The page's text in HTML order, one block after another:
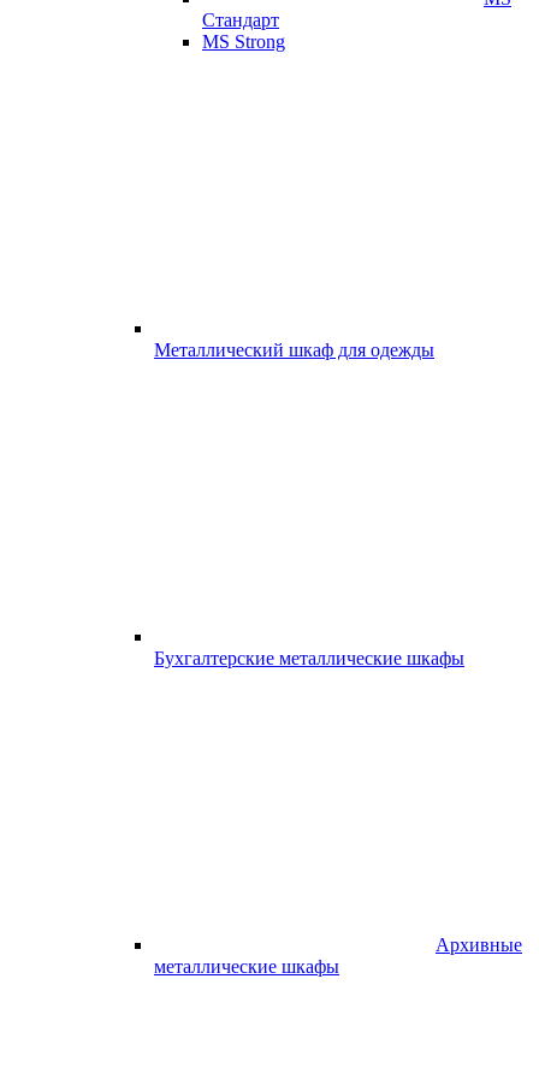
Стандарт
MS Strong
Металлический шкаф для одежды
Бухгалтерские металлические шкафы
Архивные
металлические шкафы